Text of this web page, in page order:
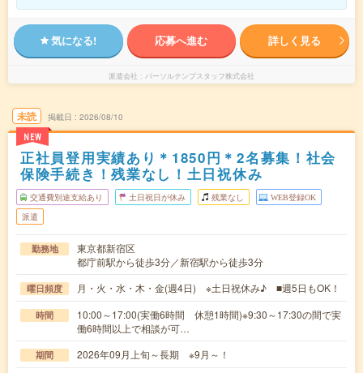
気になる! 応募へ進む 詳しく見る
派遣会社 パーソルテンプスタッフ株式会社
未読
NEW
掲載日 2026/08/10
正社員登用実績あり＊1850円＊2名募集！社会
保険手続き！残業なし！土日祝休み
交通費別途支給あり 土日祝日が休み 残業なし WEB登録OK
派遣
勤務地
東京都新宿区
都庁前駅から徒歩3分／新宿駅から徒歩3分
曜日頻度 月・火・水・木・金(週4日) ※土日祝休み♪ ■週5日もOK！
時間
10:00～17:00(実働6時間 休憩1時間)※9:30～17:30の間で実
働6時間以上で相談が可…
期間 2026年09月上旬～長期 ※9月～！